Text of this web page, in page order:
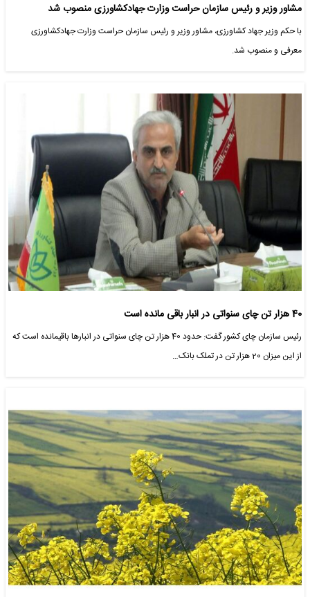
مشاور وزیر و رئیس سازمان حراست وزارت جهادکشاورزی منصوب شد
با حکم وزیر جهاد کشاورزی، مشاور وزیر و رئیس سازمان حراست وزارت جهادکشاورزی
معرفی و منصوب شد.
40 هزار تن چای سنواتی در انبار باقی مانده است
رئیس سازمان چای کشور گفت: حدود 40 هزار تن چای سنواتی در انبارها باقیمانده است که
از این میزان 20 هزار تن در تملک بانک…